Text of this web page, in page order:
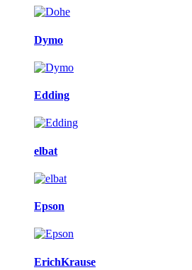
Dymo
Edding
elbat
Epson
ErichKrause